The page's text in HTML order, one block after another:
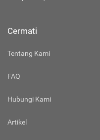
Cermati
Tentang Kami
FAQ
Hubungi Kami
Artikel